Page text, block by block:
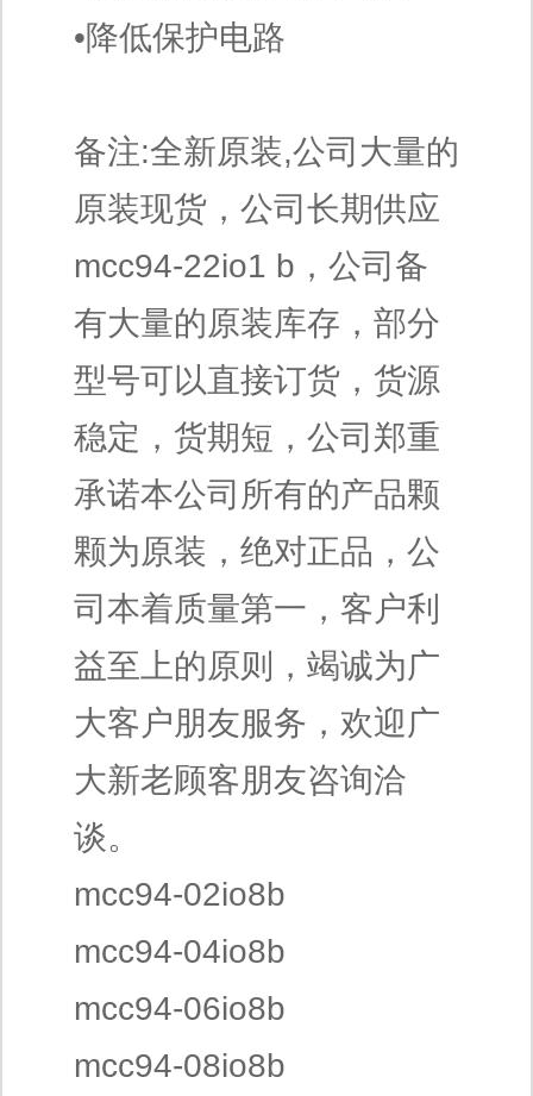
•降低保护电路
备注:全新原装,公司大量的
原装现货，公司长期供应
mcc94-22io1 b，公司备
有大量的原装库存，部分
型号可以直接订货，货源
稳定，货期短，公司郑重
承诺本公司所有的产品颗
颗为原装，绝对正品，公
司本着质量第一，客户利
益至上的原则，竭诚为广
大客户朋友服务，欢迎广
大新老顾客朋友咨询洽
谈。
mcc94-02io8b
mcc94-04io8b
mcc94-06io8b
mcc94-08io8b